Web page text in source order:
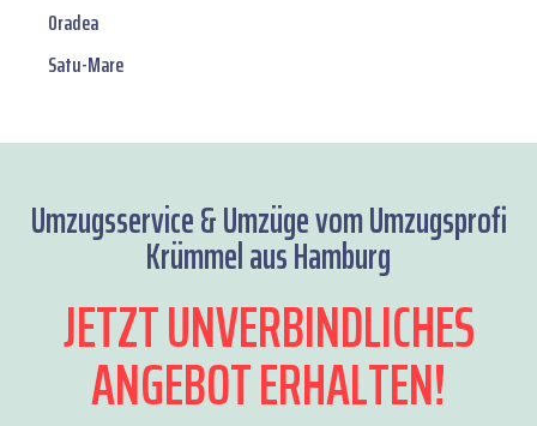
Oradea
Satu-Mare
Umzugsservice & Umzüge vom Umzugsprofi
Krümmel aus Hamburg
JETZT UNVERBINDLICHES
ANGEBOT ERHALTEN!